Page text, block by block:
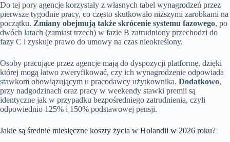
Do tej pory agencje korzystały z własnych tabel wynagrodzeń przez
pierwsze tygodnie pracy, co często skutkowało niższymi zarobkami na
początku. Zmiany obejmują także skrócenie systemu fazowego, po
dwóch latach (zamiast trzech) w fazie B zatrudniony przechodzi do
fazy C i zyskuje prawo do umowy na czas nieokreślony.
Osoby pracujące przez agencje mają do dyspozycji platformę, dzięki
której mogą łatwo zweryfikować, czy ich wynagrodzenie odpowiada
stawkom obowiązującym u pracodawcy użytkownika. Dodatkowo,
przy nadgodzinach oraz pracy w weekendy stawki premii są
identyczne jak w przypadku bezpośredniego zatrudnienia, czyli
odpowiednio 125% i 150% podstawowej pensji.
Jakie są średnie miesięczne koszty życia w Holandii w 2026 roku?